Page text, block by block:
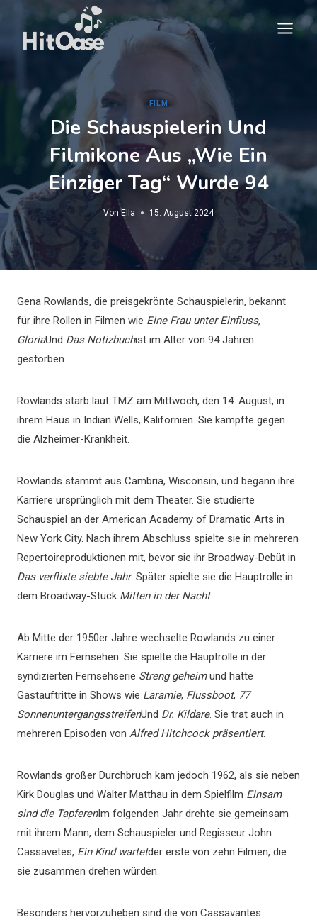
springen
FILM
Die Schauspielerin Und
Filmikone Aus „Wie Ein
Einziger Tag“ Wurde 94
Von Ella 15. August 2024
Gena Rowlands, die preisgekrönte Schauspielerin, bekannt
für ihre Rollen in Filmen wie Eine Frau unter Einfluss,
GloriaUnd Das Notizbuchist im Alter von 94 Jahren
gestorben.
Rowlands starb laut TMZ am Mittwoch, den 14. August, in
ihrem Haus in Indian Wells, Kalifornien. Sie kämpfte gegen
die Alzheimer-Krankheit.
Rowlands stammt aus Cambria, Wisconsin, und begann ihre
Karriere ursprünglich mit dem Theater. Sie studierte
Schauspiel an der American Academy of Dramatic Arts in
New York City. Nach ihrem Abschluss spielte sie in mehreren
Repertoireproduktionen mit, bevor sie ihr Broadway-Debüt in
Das verflixte siebte Jahr. Später spielte sie die Hauptrolle in
dem Broadway-Stück Mitten in der Nacht.
Ab Mitte der 1950er Jahre wechselte Rowlands zu einer
Karriere im Fernsehen. Sie spielte die Hauptrolle in der
syndizierten Fernsehserie Streng geheimund hatte
Gastauftritte in Shows wie Laramie, Flussboot, 77
SonnenuntergangsstreifenUnd Dr. Kildare. Sie trat auch in
mehreren Episoden von Alfred Hitchcock präsentiert.
Rowlands großer Durchbruch kam jedoch 1962, als sie neben
Kirk Douglas und Walter Matthau in dem Spielfilm Einsam
sind die TapferenIm folgenden Jahr drehte sie gemeinsam
mit ihrem Mann, dem Schauspieler und Regisseur John
Cassavetes, Ein Kind wartetder erste von zehn Filmen, die
sie zusammen drehen würden.
Besonders hervorzuheben sind die von Cassavantes